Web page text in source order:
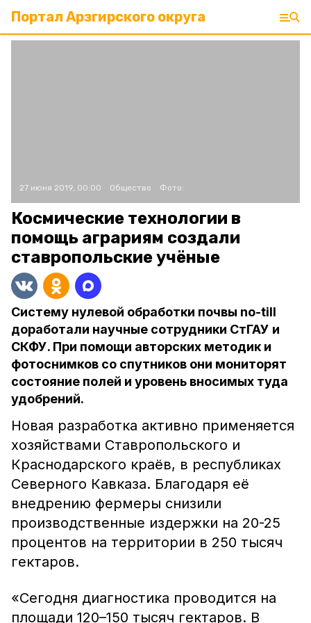
Портал Арзгирского округа
27 июня 2019, 00:00 Общество Фото:
Космические технологии в
помощь аграриям создали
ставропольские учёные
Систему нулевой обработки почвы no-till
доработали научные сотрудники СтГАУ и
СКФУ. При помощи авторских методик и
фотоснимков со спутников они мониторят
состояние полей и уровень вносимых туда
удобрений.
Новая разработка активно применяется
хозяйствами Ставропольского и
Краснодарского краёв, в республиках
Северного Кавказа. Благодаря её
внедрению фермеры снизили
производственные издержки на 20-25
процентов на территории в 250 тысяч
гектаров.
«Сегодня диагностика проводится на
площади 120–150 тысяч гектаров. В